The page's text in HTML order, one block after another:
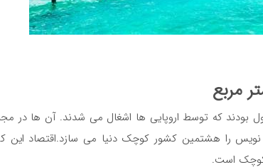
اول بودند که توسط اروپایی ها اشغال می شدند. آن ها در
نویس را هشتمین کشور کوچک دنیا می سازد.اقتصاد این
کوچک است.